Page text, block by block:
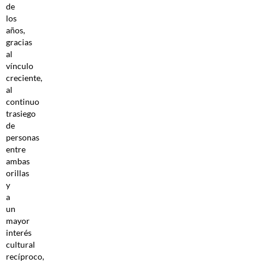
de
los
años,
gracias
al
vínculo
creciente,
al
continuo
trasiego
de
personas
entre
ambas
orillas
y
a
un
mayor
interés
cultural
recíproco,